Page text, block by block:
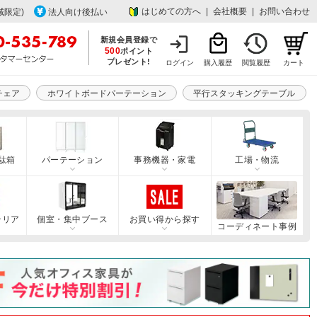
限定) 法人向け後払い はじめての方へ 会社概要 お問い合わせ
新規会員登録で
500ポイント
プレゼント!
ログイン 購入履歴 閲覧履歴 カート
ェア ホワイトボードパーテーション 平行スタッキングテーブル
箱 パーテーション 事務機器・家電 工場・物流
ア 個室・集中ブース
お買い得から探す
コーディネート事例